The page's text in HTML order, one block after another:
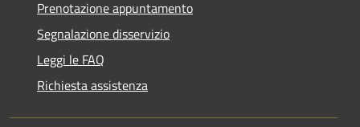
Prenotazione appuntamento
Segnalazione disservizio
Leggi le FAQ
Richiesta assistenza